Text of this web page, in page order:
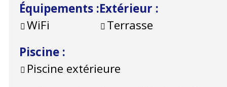
Équipements :
WiFi
Extérieur :
Terrasse
Piscine :
Piscine extérieure